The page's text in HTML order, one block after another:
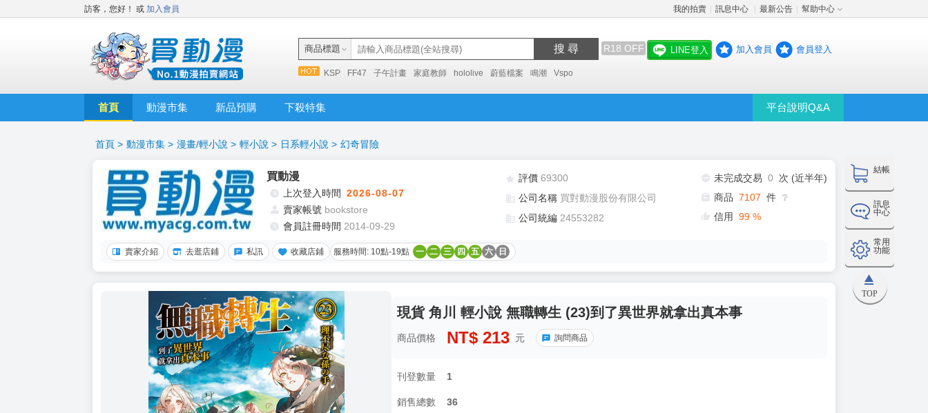
訪客，您好！ 或 加入會員 我的拍賣 訊息中心 最新公告 幫助中心
商品標題 搜 尋 R18 OFF
KSP FF47 子午計畫 家庭教師 hololive 蔚藍檔案 鳴潮 Vspo
LINE登入 加入會員 會員登入
首頁 動漫市集 新品預購 下殺特集 平台說明Q&A
結帳
訊息
中心
常用
功能
TOP
首頁 > 動漫市集 > 漫畫/輕小說 > 輕小說 > 日系輕小說 > 幻奇冒險
買動漫
上次登入時間 2026-08-07
賣家帳號 bookstore
會員註冊時間 2014-09-29
評價 69300
公司名稱 買對動漫股份有限公司
公司統編 24553282
未完成交易 0
次 (近半年)
商品 7107 件 ❔
信用 99 %
賣家介紹 去逛店鋪 私訊 收藏店鋪 服務時間: 10點-19點 一 二 三 四 五 六 日
現貨 角川 輕小說 無職轉生 (23)到了異世界就拿出真本事
商品價格 NT$ 213 元 詢問商品
刊登數量 1
銷售總數 36